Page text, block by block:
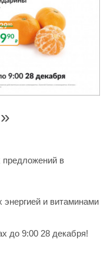
в
и витаминами
до 9:00 28 декабря!